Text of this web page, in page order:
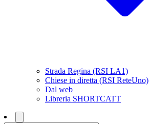
Strada Regina (RSI LA1)
Chiese in diretta (RSI ReteUno)
Dal web
Libreria SHORTCATT